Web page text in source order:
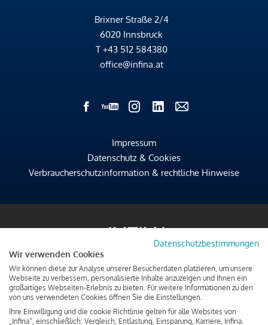
Brixner Straße 2/4
6020 Innsbruck
T +43 512 584380
office@infina.at
Impressum
Datenschutz & Cookies
Verbraucherschutzinformation & rechtliche Hinweise
Datenschutzbestimmungen
Wir verwenden Cookies
Wir können diese zur Analyse unserer Besucherdaten platzieren, um unsere
Webseite zu verbessern, personalisierte Inhalte anzuzeigen und Ihnen ein
großartiges Webseiten-Erlebnis zu bieten. Für weitere Informationen zu den
von uns verwendeten Cookies öffnen Sie die Einstellungen.
Ihre Einwilligung und die cookie Richtlinie gelten für alle Websites von
„Infina“, einschließlich: Vergleich, Entlastung, Einsparung, Karriere, Infina.